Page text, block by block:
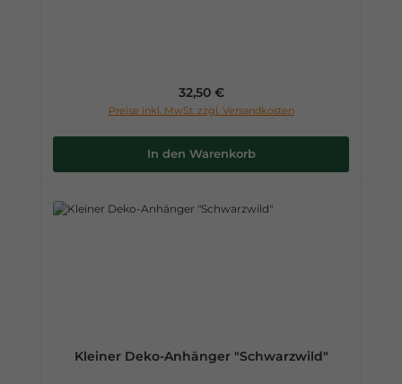
Regulärer Preis:
32,50 €
Preise inkl. MwSt. zzgl. Versandkosten
In den Warenkorb
Kleiner Deko-Anhänger "Schwarzwild"